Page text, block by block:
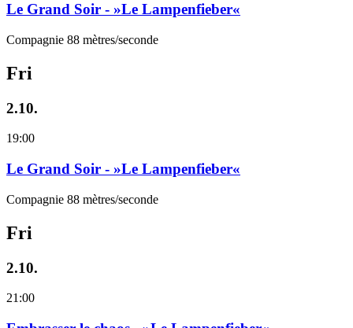
Le Grand Soir - »Le Lampenfieber«
Compagnie 88 mètres/seconde
Fri
2.10.
19:00
Le Grand Soir - »Le Lampenfieber«
Compagnie 88 mètres/seconde
Fri
2.10.
21:00